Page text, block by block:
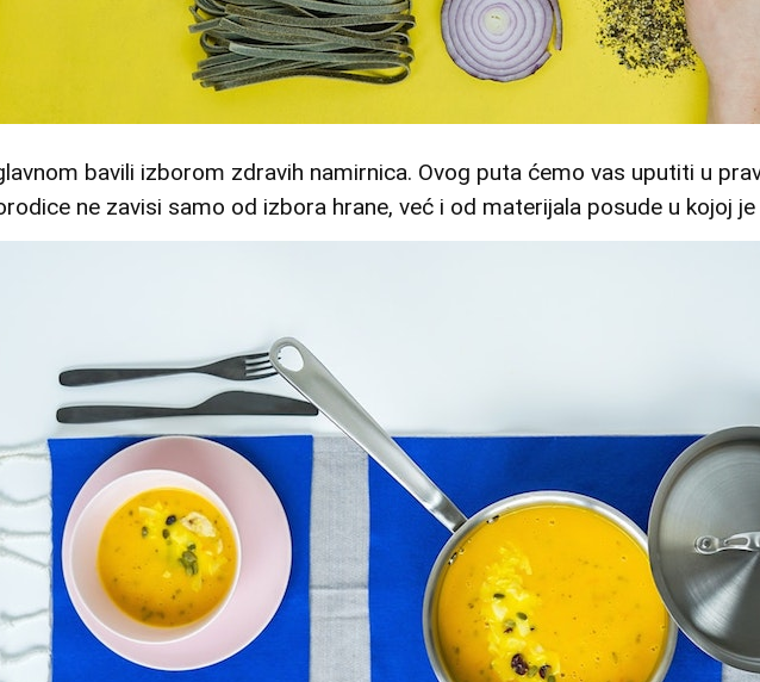
bavili izborom zdravih namirnica. Ovog puta ćemo vas uputiti u
ne zavisi samo od izbora hrane, već i od materijala posude u kojoj